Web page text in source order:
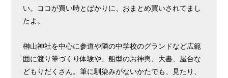
い。ココが買い時とばかりに、おまとめ買いされてまし
たよ。
榊山神社を中心に参道や隣の中学校のグランドなど広範
囲に渡り筆づくり体験や、船型のお神輿、大書、屋台な
どもりだくさん。筆に馴染みがないかたでも、見たり、